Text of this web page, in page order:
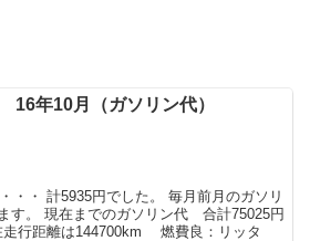
16年10月（ガソリン代）
・・ 計5935円でした。 毎月前月のガソリ
す。 現在までのガソリン代 合計75025円
走行距離は144700km 燃費良：リッタ